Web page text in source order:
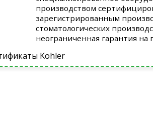
производством
зарегистрированным
стоматологических
неограниченная гарантия